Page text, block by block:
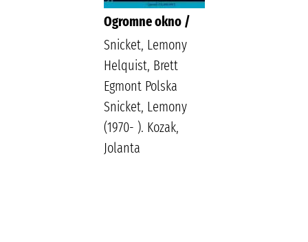
Ogromne okno /
Snicket, Lemony
Helquist, Brett
Egmont Polska
Snicket, Lemony
(1970- ). Kozak,
Jolanta